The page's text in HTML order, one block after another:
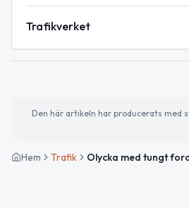
Trafikverket
Den här artikeln har producerats med
Hem Trafik